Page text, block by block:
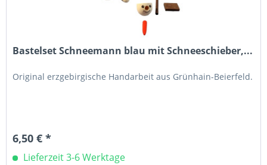
Bastelset Schneemann blau mit Schneeschieber,...
Original erzgebirgische Handarbeit aus Grünhain-Beierfeld.
6,50 € *
Lieferzeit 3-6 Werktage